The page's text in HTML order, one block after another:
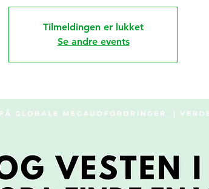
Tilmeldingen er lukket
Se andre events